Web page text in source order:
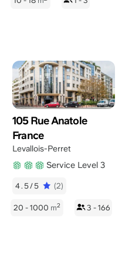
105 Rue Anatole
France
Levallois-Perret
Service Level 3
4.5/5 (2)
20 - 1000 m2 3 - 166